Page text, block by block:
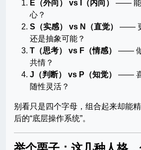
E（外向） vs I（内向）
—— 能
心？
S（实感） vs N（直觉）
——
还是抽象可能？
T（思考） vs F（情感）
—— 做
共情？
J（判断） vs P（知觉）
—— 喜
随性灵活？
别看只是四个字母，组合起来却能
后的“底层操作系统”。